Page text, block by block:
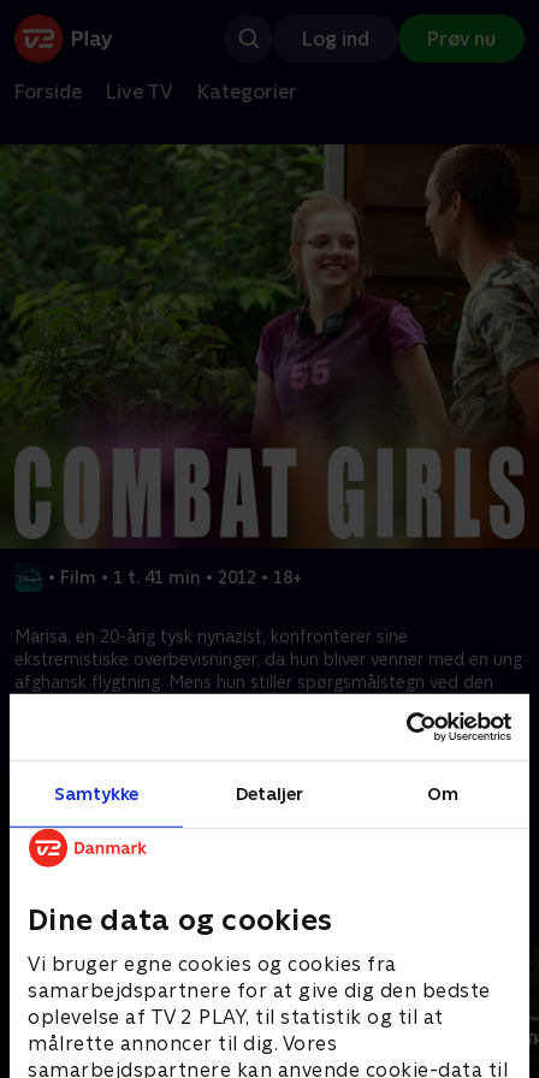
Samtykke Detaljer Om
Dine data og cookies
Vi bruger egne cookies og cookies fra
samarbejdspartnere for at give dig den bedste
oplevelse af TV 2 PLAY, til statistik og til at
målrette annoncer til dig. Vores
samarbejdspartnere kan anvende cookie-data til
Log ind Prøv nu
Forside Live TV Kategorier
• Film • 1 t. 41 min • 2012 • 18+
Marisa, en 20-årig tysk nynazist, konfronterer sine
ekstremistiske overbevisninger, da hun bliver venner med en ung
afghansk flygtning. Mens hun stiller spørgsmålstegn ved den
udfordringen ved at bryde fri fra ekstremismen og omfavne
Kræver tilkøb
Mere indhold fra Disney+